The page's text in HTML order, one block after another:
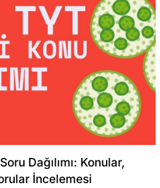
Dağılımı: Konular,
İncelemesi